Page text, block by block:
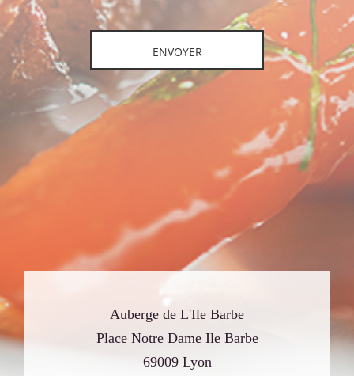
Auberge de L'Ile Barbe
Place Notre Dame Ile Barbe
69009 Lyon